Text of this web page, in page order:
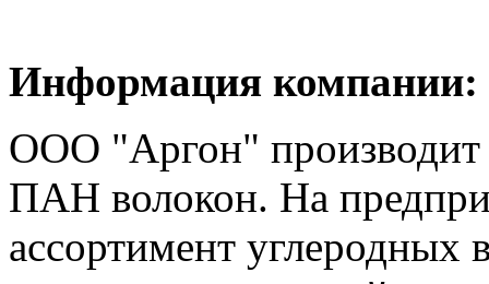
Информация компании:
ООО "Аргон" производит
ПАН волокон. На
ассортимент углеродных